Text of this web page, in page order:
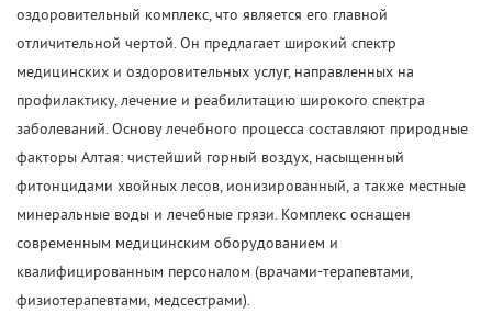
оздоровительный комплекс, что является его главной
отличительной чертой. Он предлагает широкий спектр
медицинских и оздоровительных услуг, направленных на
профилактику, лечение и реабилитацию широкого спектра
заболеваний. Основу лечебного процесса составляют природные
факторы Алтая: чистейший горный воздух, насыщенный
фитонцидами хвойных лесов, ионизированный, а также местные
минеральные воды и лечебные грязи. Комплекс оснащен
современным медицинским оборудованием и
квалифицированным персоналом (врачами-терапевтами,
физиотерапевтами, медсестрами).